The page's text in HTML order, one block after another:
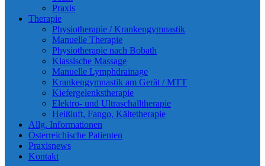
Praxis
Therapie
Physiotherapie / Krankengymnastik
Manuelle Therapie
Physiotherapie nach Bobath
Klassische Massage
Manuelle Lymphdrainage
Krankengymnastik am Gerät / MTT
Kiefergelenkstherapie
Elektro- und Ultraschalltherapie
Heißluft, Fango, Kältetherapie
Allg. Informationen
Österreichische Patienten
Praxisnews
Kontakt